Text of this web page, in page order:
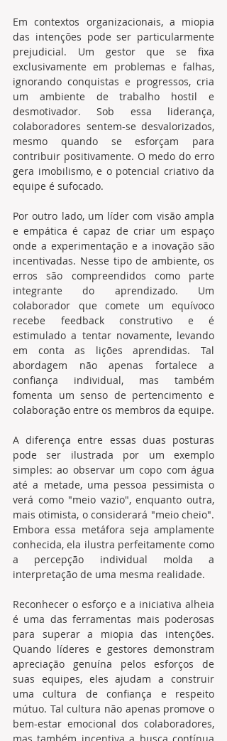
Em contextos organizacionais, a miopia
das intenções pode ser particularmente
prejudicial. Um gestor que se fixa
exclusivamente em problemas e falhas,
ignorando conquistas e progressos, cria
um ambiente de trabalho hostil e
desmotivador. Sob essa liderança,
colaboradores sentem-se desvalorizados,
mesmo quando se esforçam para
contribuir positivamente. O medo do erro
gera imobilismo, e o potencial criativo da
equipe é sufocado.
Por outro lado, um líder com visão ampla
e empática é capaz de criar um espaço
onde a experimentação e a inovação são
incentivadas. Nesse tipo de ambiente, os
erros são compreendidos como parte
integrante do aprendizado. Um
colaborador que comete um equívoco
recebe feedback construtivo e é
estimulado a tentar novamente, levando
em conta as lições aprendidas. Tal
abordagem não apenas fortalece a
confiança individual, mas também
fomenta um senso de pertencimento e
colaboração entre os membros da equipe.
A diferença entre essas duas posturas
pode ser ilustrada por um exemplo
simples: ao observar um copo com água
até a metade, uma pessoa pessimista o
verá como "meio vazio", enquanto outra,
mais otimista, o considerará "meio cheio".
Embora essa metáfora seja amplamente
conhecida, ela ilustra perfeitamente como
a percepção individual molda a
interpretação de uma mesma realidade.
Reconhecer o esforço e a iniciativa alheia
é uma das ferramentas mais poderosas
para superar a miopia das intenções.
Quando líderes e gestores demonstram
apreciação genuína pelos esforços de
suas equipes, eles ajudam a construir
uma cultura de confiança e respeito
mútuo. Tal cultura não apenas promove o
bem-estar emocional dos colaboradores,